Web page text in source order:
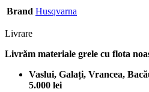
Brand Husqvarna
Livrare
Livrăm materiale grele cu flota
Vaslui, Galați, Vrancea,
5.000 lei